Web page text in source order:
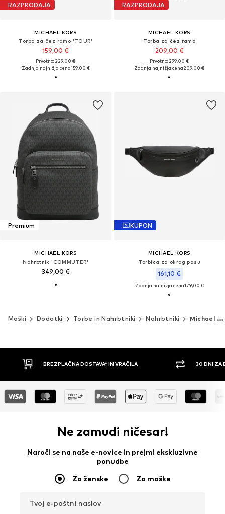
RAZPRODAJA
MICHAEL KORS
Torba za čez ramo 'TOUR'
159,00 €
Prvotno: 229,00 €
Zadnja najnižja cena159,00 €
RAZPRODAJA
MICHAEL KORS
Torba za čez ramo
209,00 €
Prvotno: 299,00 €
Zadnja najnižja cena209,00 €
Premium
MICHAEL KORS
Nahrbtnik 'COMMUTER'
349,00 €
KUPON
MICHAEL KORS
Torbica za okrog pasu
161,10 €
Zadnja najnižja cena179,00 €
Moški Dodatki Torbe in Nahrbtniki Nahrbtniki Michael Kors
BREZPLAČNA DOSTAVA* IN VRAČILA 30 DNI ZA
Ne zamudi ničesar!
Naroči se na naše e-novice in prejmi ekskluzivne
ponudbe
Za ženske Za moške
Tvoj e-poštni naslov